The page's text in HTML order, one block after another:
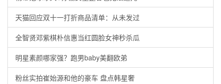
天猫回应双十一打折商品清单：从未发过
全智贤邓紫棋朴信惠当红圆脸女神秒杀瓜
明星素颜哪家强？跑男baby美翻欧弟
粉丝实拍崔始源和他的豪车 盘点韩星奢